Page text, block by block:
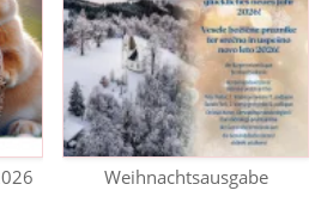
Weihnachtsausgabe